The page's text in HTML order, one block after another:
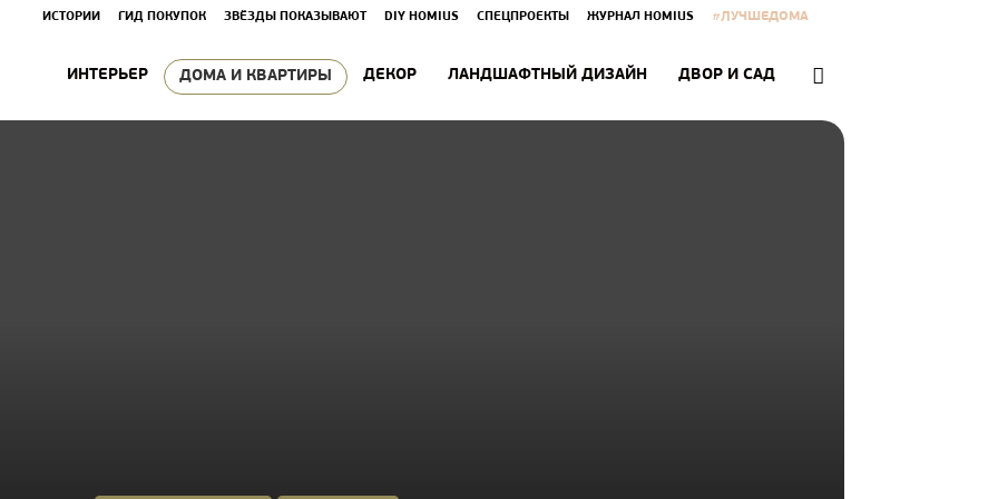
ИСТОРИИ ГИД ПОКУПОК ЗВЁЗДЫ ПОКАЗЫВАЮТ DIY HOMIUS СПЕЦПРОЕКТЫ ЖУРНАЛ HOMIUS #ЛУЧШЕДОМА
ИНТЕРЬЕР ДОМА И КВАРТИРЫ ДЕКОР ЛАНДШАФТНЫЙ ДИЗАЙН ДВОР И САД